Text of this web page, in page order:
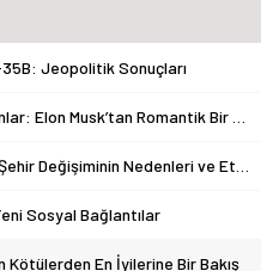
35B: Jeopolitik Sonuçları
Musk’tan Romantik Bir Hamle mi?
Değişiminin Nedenleri ve Etkileri
Sosyal Bağlantılar
Kötülerden En İyilerine Bir Bakış